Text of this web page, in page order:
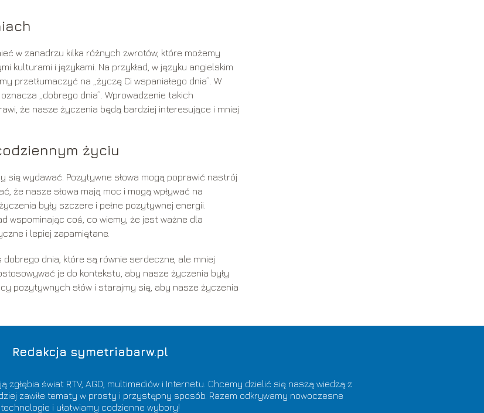
w zanadrzu kilka różnych zwrotów, które możemy
kulturami i językami. Na przykład, w języku angielskim
przetłumaczyć na „życzę Ci wspaniałego dnia”. W
„dobrego dnia”. Wprowadzenie takich
że nasze życzenia będą bardziej interesujące i mniej
życiu
się wydawać. Pozytywne słowa mogą poprawić nastrój
że nasze słowa mają moc i mogą wpływać na
były szczere i pełne pozytywnej energii.
wspominając coś, co wiemy, że jest ważne dla
i lepiej zapamiętane.
dnia, które są równie serdeczne, ale mniej
je do kontekstu, aby nasze życzenia były
pozytywnych słów i starajmy się, aby nasze życzenia
Redakcja symetriabarw.pl
świat RTV, AGD, multimediów i Internetu. Chcemy dzielić się naszą wiedzą z
zawiłe tematy w prosty i przystępny sposób. Razem odkrywamy nowoczesne
technologie i ułatwiamy codzienne wybory!